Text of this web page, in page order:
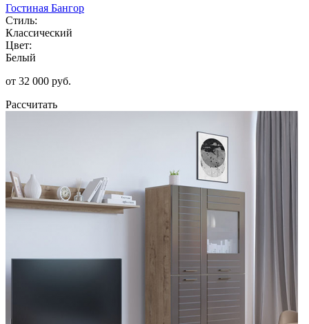
Гостиная Бангор
Стиль:
Классический
Цвет:
Белый
от 32 000 руб.
Рассчитать